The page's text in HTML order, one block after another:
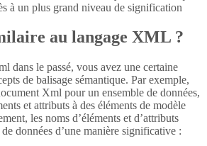
à un plus grand niveau de signification
au langage XML ?
dans le passé, vous avez une certaine
de balisage sémantique. Par exemple,
Xml pour un ensemble de données,
et attributs à des éléments de modèle
les noms d’éléments et d’attributs
données d’une manière significative :